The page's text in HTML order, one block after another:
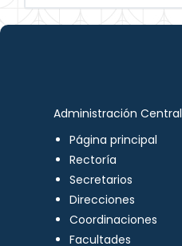
Administración Central
Página principal
Rectoría
Secretarios
Direcciones
Coordinaciones
Facultades